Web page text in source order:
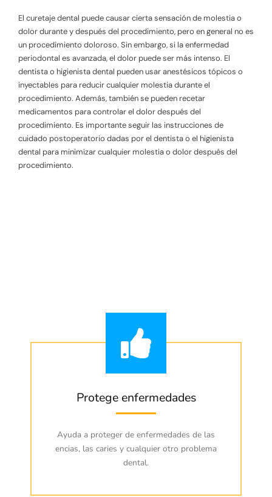
El curetaje dental puede causar cierta sensación de molestia o
dolor durante y después del procedimiento, pero en general no es
un procedimiento doloroso. Sin embargo, si la enfermedad
periodontal es avanzada, el dolor puede ser más intenso. El
dentista o higienista dental pueden usar anestésicos tópicos o
inyectables para reducir cualquier molestia durante el
procedimiento. Además, también se pueden recetar
medicamentos para controlar el dolor después del
procedimiento. Es importante seguir las instrucciones de
cuidado postoperatorio dadas por el dentista o el higienista
dental para minimizar cualquier molestia o dolor después del
procedimiento.
Protege enfermedades
Ayuda a proteger de enfermedades de las
encias, las caries y cualquier otro problema
dental.